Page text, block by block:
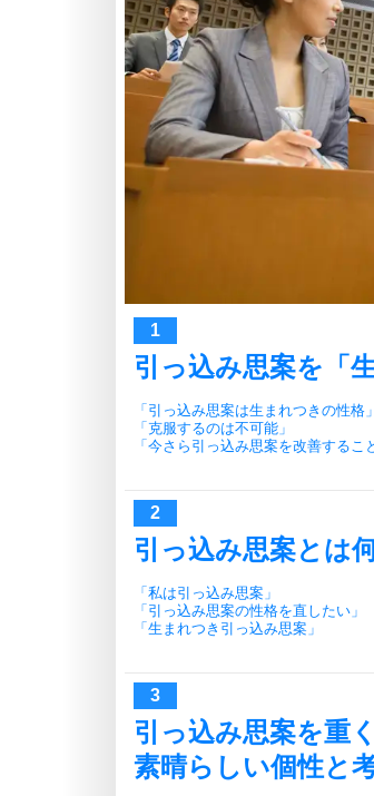
引っ込み思案を「
「引っ込み思案は生まれつきの性格」
「克服するのは不可能」
「今さら引っ込み思案を改善するこ
引っ込み思案とは何
「私は引っ込み思案」
「引っ込み思案の性格を直したい」
「生まれつき引っ込み思案」
引っ込み思案を重
素晴らしい個性と